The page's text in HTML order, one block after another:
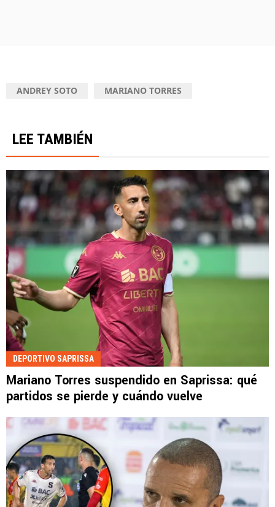
ANDREY SOTO MARIANO TORRES
LEE TAMBIÉN
DEPORTIVO SAPRISSA
Mariano Torres suspendido en Saprissa: qué
partidos se pierde y cuándo vuelve